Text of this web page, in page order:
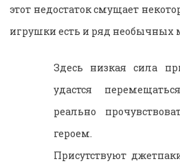
этот недостаток смущает
игрушки есть и ряд необычных
Здесь низкая сила
удастся
реально
героем.
Присутствуют